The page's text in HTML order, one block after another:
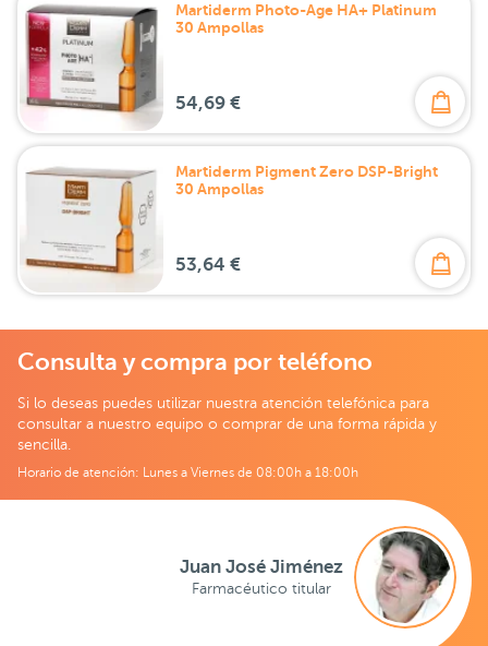
Martiderm Photo-Age HA+ Platinum
30 Ampollas
54,69 €
Martiderm Pigment Zero DSP-Bright
30 Ampollas
53,64 €
Consulta y compra por teléfono
Si lo deseas puedes utilizar nuestra atención telefónica para
consultar a nuestro equipo o comprar de una forma rápida y
sencilla.
Horario de atención: Lunes a Viernes de 08:00h a 18:00h
Juan José Jiménez
Farmacéutico titular